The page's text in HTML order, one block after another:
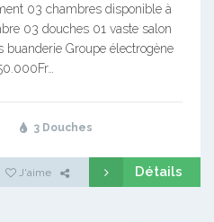
03 chambres disponible à
03 douches 01 vaste salon
buanderie Groupe électrogène
3 Douches
J'aime Détails